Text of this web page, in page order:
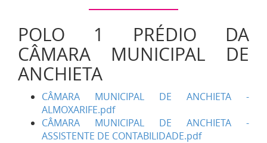
POLO 1 PRÉDIO DA
CÂMARA MUNICIPAL DE
ANCHIETA
CÂMARA MUNICIPAL DE ANCHIETA -
ALMOXARIFE.pdf
CÂMARA MUNICIPAL DE ANCHIETA -
ASSISTENTE DE CONTABILIDADE.pdf